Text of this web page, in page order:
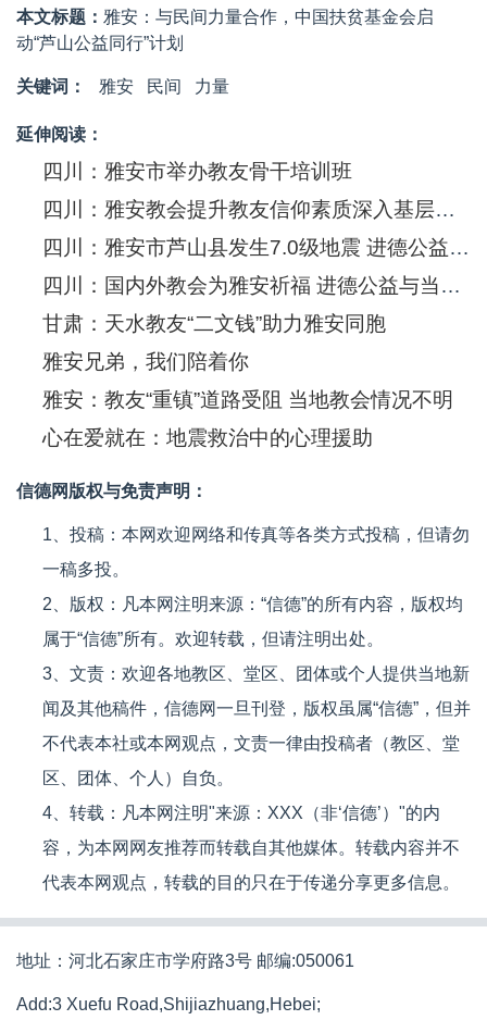
本文标题： 雅安：与民间力量合作，中国扶贫基金会启
动“芦山公益同行”计划
关键词： 雅安 民间 力量
延伸阅读：
四川：雅安市举办教友骨干培训班
四川：雅安教会提升教友信仰素质深入基层举办培训
四川：雅安市芦山县发生7.0级地震 进德公益启动救援工作
四川：国内外教会为雅安祈福 进德公益与当地教会携手展开救援
甘肃：天水教友“二文钱”助力雅安同胞
雅安兄弟，我们陪着你
雅安：教友“重镇”道路受阻 当地教会情况不明
心在爱就在：地震救治中的心理援助
信德网版权与免责声明：
1、投稿：本网欢迎网络和传真等各类方式投稿，但请勿
一稿多投。
2、版权：凡本网注明来源：“信德”的所有内容，版权均
属于“信德”所有。欢迎转载，但请注明出处。
3、文责：欢迎各地教区、堂区、团体或个人提供当地新
闻及其他稿件，信德网一旦刊登，版权虽属“信德”，但并
不代表本社或本网观点，文责一律由投稿者（教区、堂
区、团体、个人）自负。
4、转载：凡本网注明"来源：XXX（非‘信德’）"的内
容，为本网网友推荐而转载自其他媒体。转载内容并不
代表本网观点，转载的目的只在于传递分享更多信息。
地址：河北石家庄市学府路3号 邮编:050061
Add:3 Xuefu Road,Shijiazhuang,Hebei;